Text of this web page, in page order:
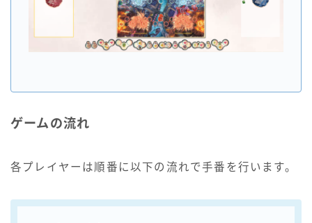
ゲームの流れ
各プレイヤーは順番に以下の流れで手番を行います。